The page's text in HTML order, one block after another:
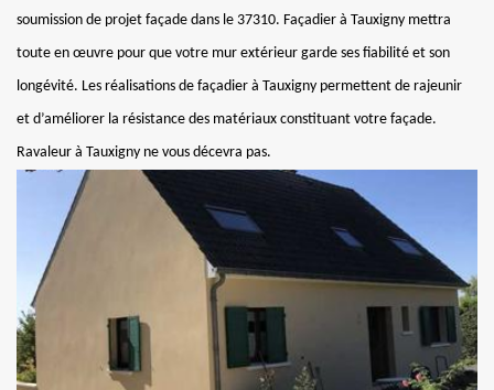
soumission de projet façade dans le 37310. Façadier à Tauxigny mettra
toute en œuvre pour que votre mur extérieur garde ses fiabilité et son
longévité. Les réalisations de façadier à Tauxigny permettent de rajeunir
et d’améliorer la résistance des matériaux constituant votre façade.
Ravaleur à Tauxigny ne vous décevra pas.